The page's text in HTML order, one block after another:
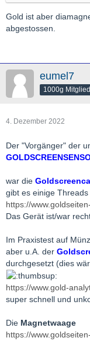
Gold ist aber
abgestossen.
eumel7
1000g Mitglied
4. Dezember 2022
Der "Vorgänger" der
war die
gibt es einige Threads
https://
Das Gerät ist/war
Im Praxistest auf
aber u.A. der
durchgesetzt (dies
https://www.gold-
super schnell und
Die Magnetwaage
https://